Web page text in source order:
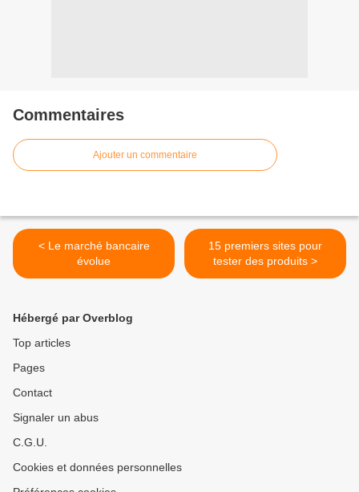
Commentaires
Ajouter un commentaire
< Le marché bancaire
évolue
15 premiers sites pour
tester des produits >
Hébergé par Overblog
Top articles
Pages
Contact
Signaler un abus
C.G.U.
Cookies et données personnelles